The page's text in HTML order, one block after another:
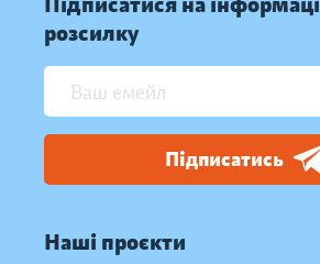
розсилку
Підписатись
Наші проєкти